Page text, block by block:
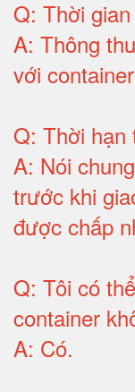
Q: Thời
A: Thông
với
Q: Thời hạn
A: Nói
trước khi
được chấp
Q: Tôi có
container
A: Có.